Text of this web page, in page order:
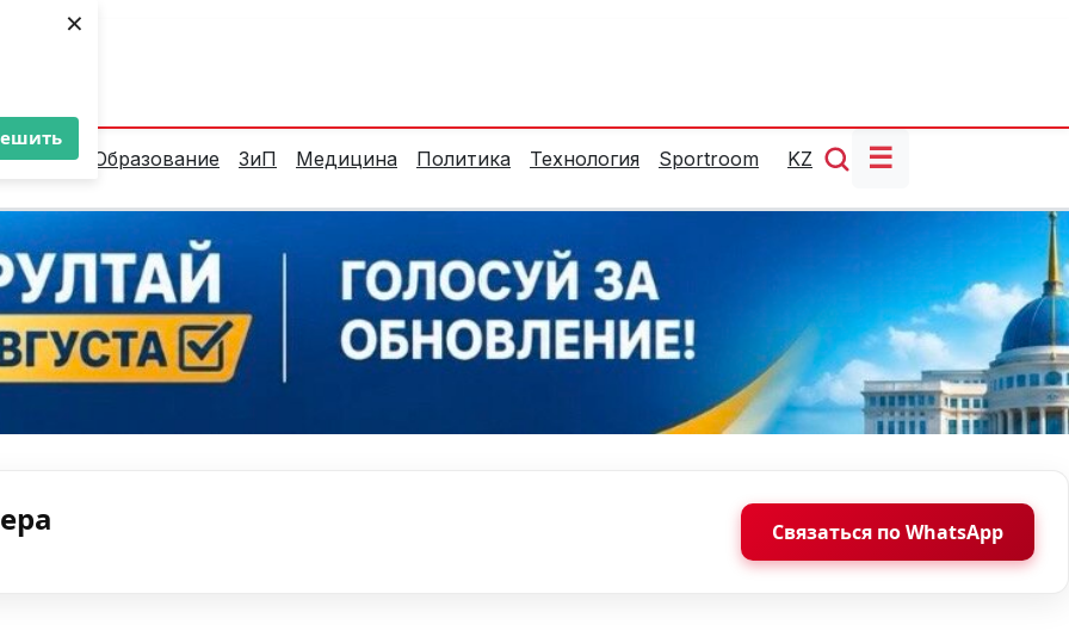
×
Образование ЗиП Медицина Политика Технология Sportroom KZ ☰
Связаться по WhatsApp